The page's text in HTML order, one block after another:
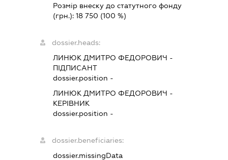
Розмір внеску до статутного фонду
(грн.):18 750 (100 %)
dossier.heads:
ЛИНЮК ДМИТРО ФЕДОРОВИЧ -
ПІДПИСАНТ
dossier.position -
ЛИНЮК ДМИТРО ФЕДОРОВИЧ -
КЕРІВНИК
dossier.position -
dossier.beneficiaries:
dossier.missingData